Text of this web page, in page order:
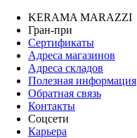
KERAMA MARAZZI
Гран-при
Сертификаты
Адреса магазинов
Адреса складов
Полезная информация
Обратная связь
Контакты
Соцсети
Карьера